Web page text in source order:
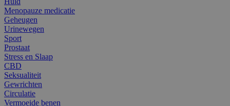
Menopauze medicatie
Geheugen
Urinewegen
Sport
Prostaat
Stress en Slaap
CBD
Seksualiteit
Gewrichten
Circulatie
Vermoeide benen